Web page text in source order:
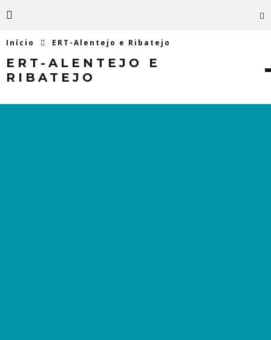
Início ERT-Alentejo e Ribatejo
ERT-ALENTEJO E
RIBATEJO